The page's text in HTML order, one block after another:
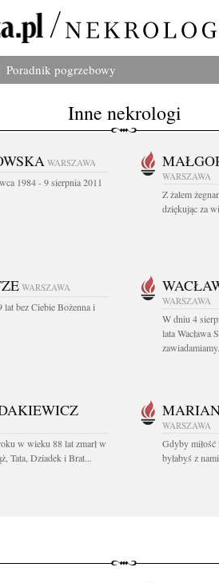
Poradnik pogrzebowy
Inne nekrologi
WARSZAWA
1984 - 9 sierpnia 2011
WARSZAWA
Z żalem
dziękując za
WARSZAWA
lat bez Ciebie Bożenna i
WARSZAWA
W dniu 4
lata Wacława
w wieku 88 lat zmarł w
Tata, Dziadek i Brat...
WARSZAWA
Gdyby miłość
byłabyś z